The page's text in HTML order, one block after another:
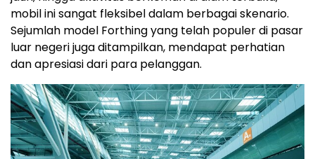
mobil ini sangat fleksibel dalam berbagai skenario.
Sejumlah model Forthing yang telah populer di pasar
luar negeri juga ditampilkan, mendapat perhatian
dan apresiasi dari para pelanggan.